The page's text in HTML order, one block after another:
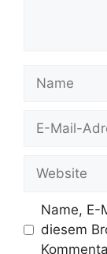
Name
Website
Name, E-
diesem